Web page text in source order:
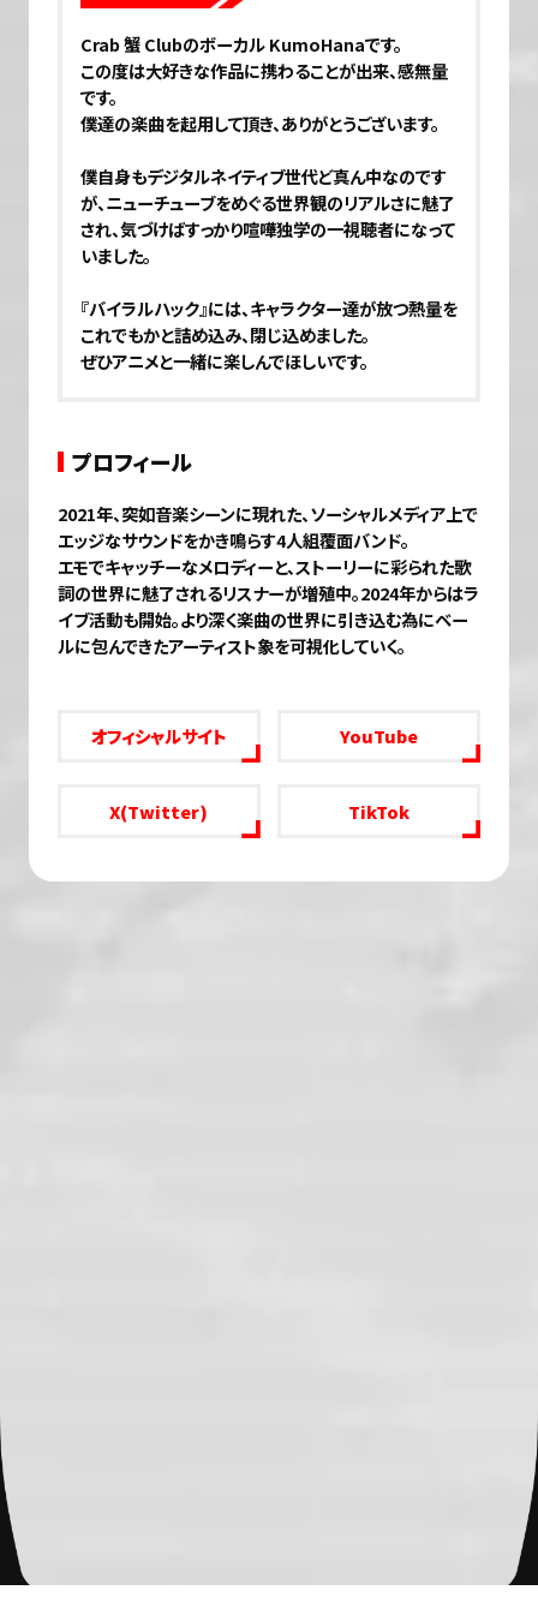
Crab 蟹 Clubのボーカル KumoHanaです。
この度は大好きな作品に携わることが出来、感無量
です。
僕達の楽曲を起用して頂き、ありがとうございます。
僕自身もデジタルネイティブ世代ど真ん中なのです
が、ニューチューブをめぐる世界観のリアルさに魅了
され、気づけばすっかり喧嘩独学の一視聴者になって
いました。
『バイラルハック』には、キャラクター達が放つ熱量を
これでもかと詰め込み、閉じ込めました。
ぜひアニメと一緒に楽しんでほしいです。
プロフィール
2021年、突如音楽シーンに現れた、ソーシャルメディア上で
エッジなサウンドをかき鳴らす4人組覆面バンド。
エモでキャッチーなメロディーと、ストーリーに彩られた歌
詞の世界に魅了されるリスナーが増殖中。2024年からはラ
イブ活動も開始。より深く楽曲の世界に引き込む為にベー
ルに包んできたアーティスト象を可視化していく。
オフィシャルサイト YouTube
X(Twitter) TikTok